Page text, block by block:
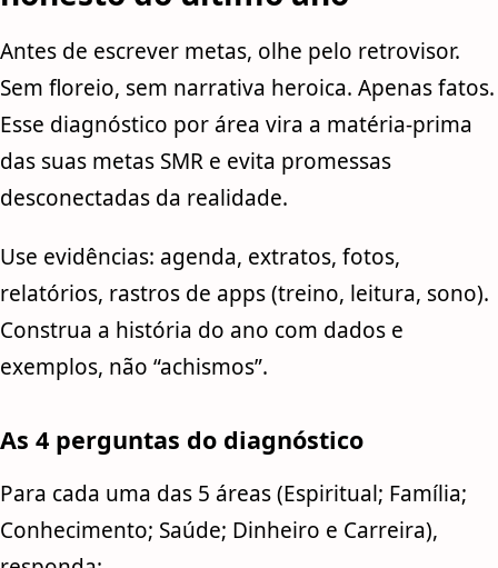
Antes de escrever metas, olhe pelo retrovisor.
Sem floreio, sem narrativa heroica. Apenas fatos.
Esse diagnóstico por área vira a matéria-prima
das suas metas SMR e evita promessas
desconectadas da realidade.
Use evidências: agenda, extratos, fotos,
relatórios, rastros de apps (treino, leitura, sono).
Construa a história do ano com dados e
exemplos, não “achismos”.
As 4 perguntas do diagnóstico
Para cada uma das 5 áreas (Espiritual; Família;
Conhecimento; Saúde; Dinheiro e Carreira),